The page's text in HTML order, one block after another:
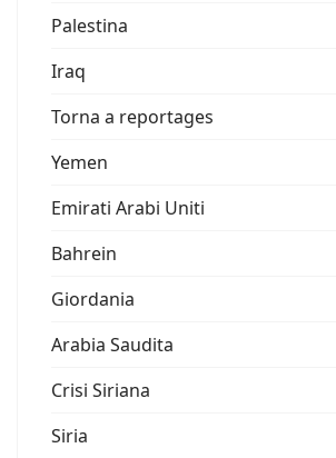
Palestina
Iraq
Torna a reportages
Yemen
Emirati Arabi Uniti
Bahrein
Giordania
Arabia Saudita
Crisi Siriana
Siria